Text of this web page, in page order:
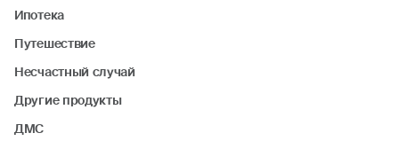
Ипотека
Путешествие
Несчастный случай
Другие продукты
ДМС